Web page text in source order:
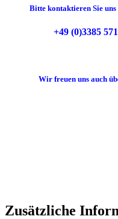
Bitte kontaktieren Sie
+49 (0)3385
Wir freuen uns auch
Zusätzliche